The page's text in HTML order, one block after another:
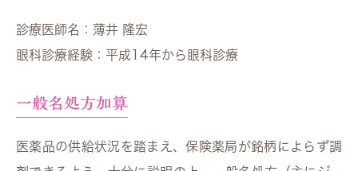
診療医師名：薄井 隆宏
眼科診療経験：平成14年から眼科診療
一般名処方加算
医薬品の供給状況を踏まえ、保険薬局が銘柄によらず調